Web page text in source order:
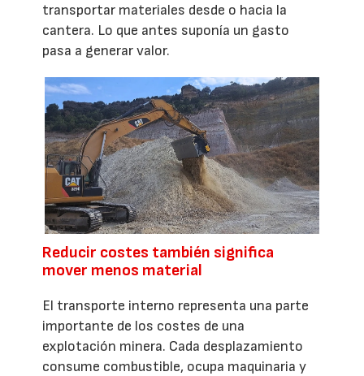
transportar materiales desde o hacia la
cantera. Lo que antes suponía un gasto
pasa a generar valor.
Reducir costes también significa
mover menos material
El transporte interno representa una parte
importante de los costes de una
explotación minera. Cada desplazamiento
consume combustible, ocupa maquinaria y